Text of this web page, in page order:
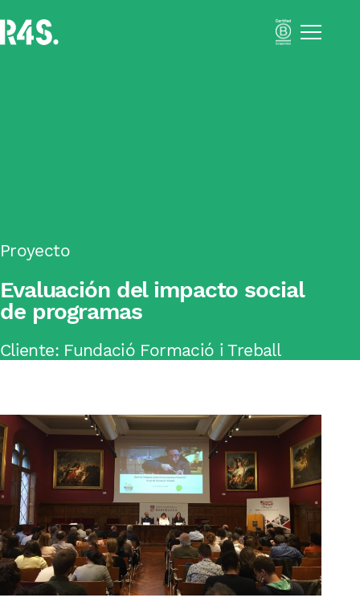
Menú
Portfolio
Impacto
Blog
Català
Español
Proyecto
Evaluación del impacto social
de programas
Cliente: Fundació Formació i Treball